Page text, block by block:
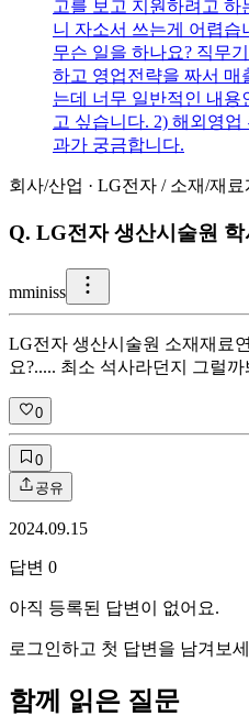
고를 보고 지원하려고 하
니 자소서 쓰는게 어렵습
무슨 일을 하나요? 직무
하고 영업전략을 짜서 매
는데 너무 일반적인 내용
고 싶습니다. 2) 해외영
과가 궁금합니다.
회사/산업 · LG전자 / 소재/재료
Q. LG전자 생산시술원
mminiss
LG전자 생산시술원 소재재료
요?..... 최소 석사라던지 그럴
0
0
공유
2024.09.15
답변 0
아직 등록된 답변이 없어요.
로그인하고 첫 답변을 남겨보
함께 읽은 질문